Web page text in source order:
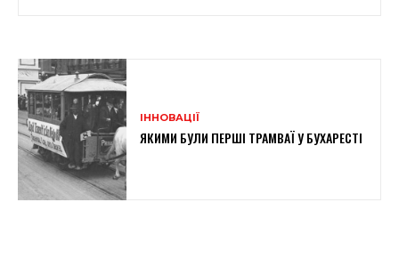
ІННОВАЦІЇ
ЯКИМИ БУЛИ ПЕРШІ ТРАМВАЇ У БУХАРЕСТІ